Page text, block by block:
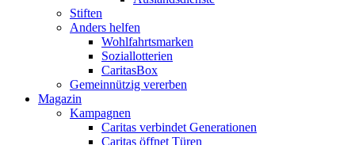
Stiften
Anders helfen
Wohlfahrtsmarken
Soziallotterien
CaritasBox
Gemeinnützig vererben
Magazin
Kampagnen
Caritas verbindet Generationen
Caritas öffnet Türen